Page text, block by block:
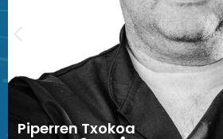
Piperren Txokoa